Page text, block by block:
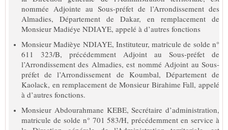
nommée Adjointe au Sous-préfet de l’Arrondissement des
Almadies, Département de Dakar, en remplacement de
Monsieur Madiéye NDIAYE, appelé à d’autres fonctions
Monsieur Madièye NDIAYE, Instituteur, matricule de solde n°
611 323/B, précédemment Adjoint au Sous-préfet de
l’Arrondissement des Almadies, est nommé Adjoint au Sous-
préfet de l’Arrondissement de Koumbal, Département de
Kaolack, en remplacement de Monsieur Birahime Fall, appelé
à d’autres fonctions.
Monsieur Abdourahmane KEBE, Secrétaire d’administration,
matricule de solde n° 701 583/H, précédemment en service à